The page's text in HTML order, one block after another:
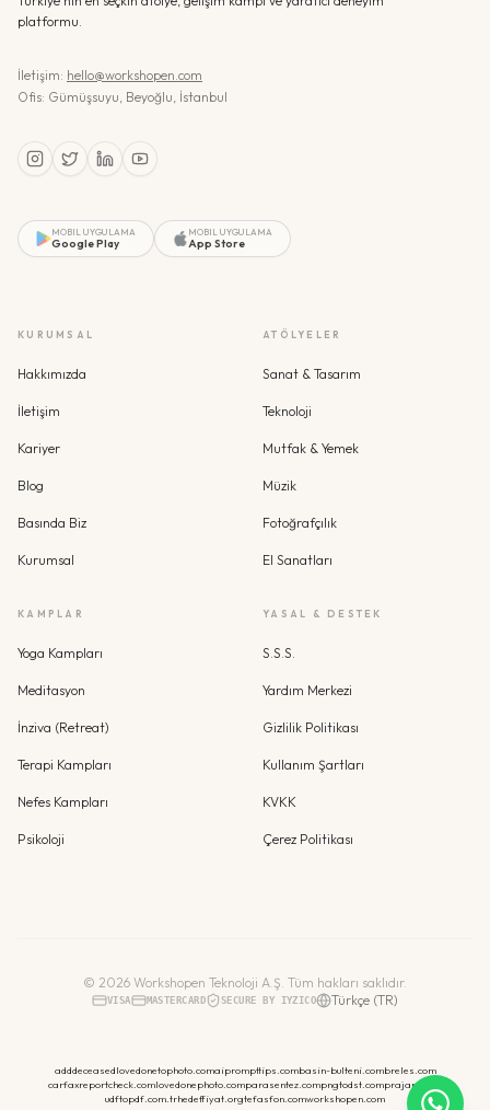
platformu.
İletişim: hello@workshopen.com
Ofis: Gümüşsuyu, Beyoğlu, İstanbul
MOBIL UYGULAMA
Google Play
MOBIL UYGULAMA
App Store
KURUMSAL
Hakkımızda
İletişim
Kariyer
Blog
Basında Biz
Kurumsal
ATÖLYELER
Sanat & Tasarım
Teknoloji
Mutfak & Yemek
Müzik
Fotoğrafçılık
El Sanatları
KAMPLAR
Yoga Kampları
Meditasyon
İnziva (Retreat)
Terapi Kampları
Nefes Kampları
Psikoloji
YASAL & DESTEK
S.S.S.
Yardım Merkezi
Gizlilik Politikası
Kullanım Şartları
KVKK
Çerez Politikası
© 2026 Workshopen Teknoloji A.Ş. Tüm hakları saklıdır.
VISA MASTERCARD SECURE BY IYZICO Türkçe (TR)
adddeceasedlovedonetophoto.comaiprompttips.combasin-bulteni.combreles.com
carfaxreportcheck.comlovedonephoto.comparasentez.compngtodst.comprajansi.net
udftopdf.com.trhedeffiyat.orgtefasfon.comworkshopen.com